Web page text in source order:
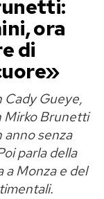
ora
di
Cady Gueye,
Mirko Brunetti
anno senza
parla della
a Monza e del